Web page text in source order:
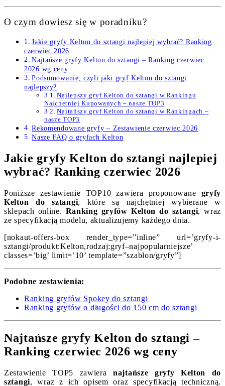
O czym dowiesz się w poradniku?
Jakie gryfy Kelton do sztangi najlepiej wybrać? Ranking
czerwiec 2026
Najtańsze gryfy Kelton do sztangi – Ranking czerwiec
2026 wg ceny
Podsumowanie, czyli jaki gryf Kelton do sztangi
najlepszy?
Najlepszy gryf Kelton do sztangi w Rankingu
Najchętniej Kupowanych – nasze TOP3
Najtańszy gryf Kelton do sztangi w Rankingach –
nasze TOP3
Rekomendowane gryfy – Zestawienie czerwiec 2026
Nasze FAQ o gryfach Kelton
Jakie gryfy Kelton do sztangi najlepiej
wybrać? Ranking czerwiec 2026
Poniższe zestawienie TOP10 zawiera proponowane gryfy
Kelton do sztangi, które są najchętniej wybierane w
sklepach online. Ranking gryfów Kelton do sztangi, wraz
ze specyfikacją modelu, aktualizujemy każdego dnia.
[nokaut-offers-box render_type=”inline” url=’gryfy-i-
sztangi/produkt:Kelton,rodzaj:gryf–najpopularniejsze’
classes=’big’ limit=’10’ template=”szablon/gryfy”]
Podobne zestawienia:
Ranking gryfów Spokey do sztangi
Ranking gryfów o długości do 150 cm do sztangi
Najtańsze gryfy Kelton do sztangi –
Ranking czerwiec 2026 wg ceny
Zestawienie TOP5 zawiera najtańsze gryfy Kelton do
sztangi, wraz z ich opisem oraz specyfikacją techniczną.